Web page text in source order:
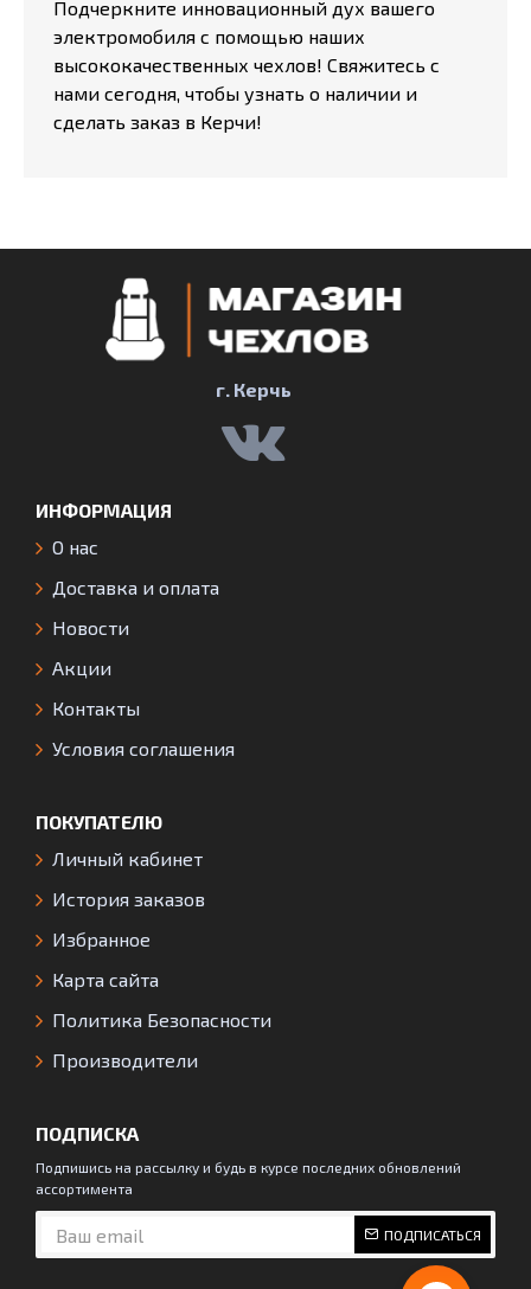
Подчеркните инновационный дух вашего
электромобиля с помощью наших
высококачественных чехлов! Свяжитесь с
нами сегодня, чтобы узнать о наличии и
сделать заказ в Керчи!
г. Керчь
ИНФОРМАЦИЯ
О нас
Доставка и оплата
Новости
Акции
Контакты
Условия соглашения
ПОКУПАТЕЛЮ
Личный кабинет
История заказов
Избранное
Карта сайта
Политика Безопасности
Производители
ПОДПИСКА
Подпишись на рассылку и будь в курсе последних обновлений
ассортимента
ПОДПИСАТЬСЯ